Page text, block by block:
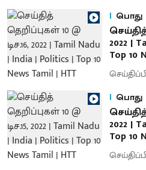
பொது
2022 |
Top 10
பொது
2022 |
Top 10